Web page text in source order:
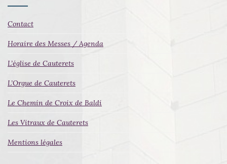
Contact
Horaire des Messes / Agenda
L’église de Cauterets
L’Orgue de Cauterets
Le Chemin de Croix de Baldi
Les Vitraux de Cauterets
Mentions légales